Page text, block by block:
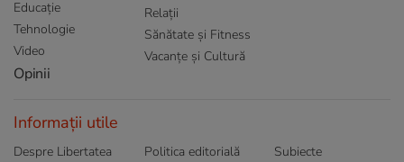
Educație
Tehnologie
Video
Opinii
Relații
Sănătate și Fitness
Vacanțe și Cultură
Informații utile
Despre Libertatea
Politica editorială
Subiecte